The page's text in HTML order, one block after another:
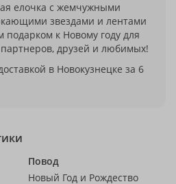
елочка с жемчужными
звездами и лентами
подарком к Новому году для
друзей и любимых!
в Новокузнецке за 6
Повод
Новый Год и Рождество